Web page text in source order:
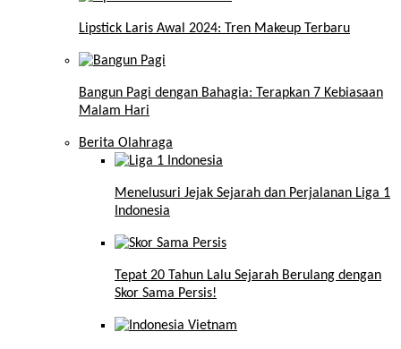
Lipstick Laris Awal 2024: Tren Makeup Terbaru
Bangun Pagi dengan Bahagia: Terapkan 7 Kebiasaan
Malam Hari
Berita Olahraga
Menelusuri Jejak Sejarah dan Perjalanan Liga 1
Indonesia
Tepat 20 Tahun Lalu Sejarah Berulang dengan
Skor Sama Persis!